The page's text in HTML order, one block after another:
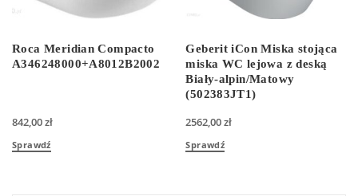
Roca Meridian Compacto
A346248000+A8012B2002
842,00zł
Sprawdź
Geberit iCon Miska stojąca
miska WC lejowa z deską
Biały-alpin/Matowy
(502383JT1)
2562,00zł
Sprawdź